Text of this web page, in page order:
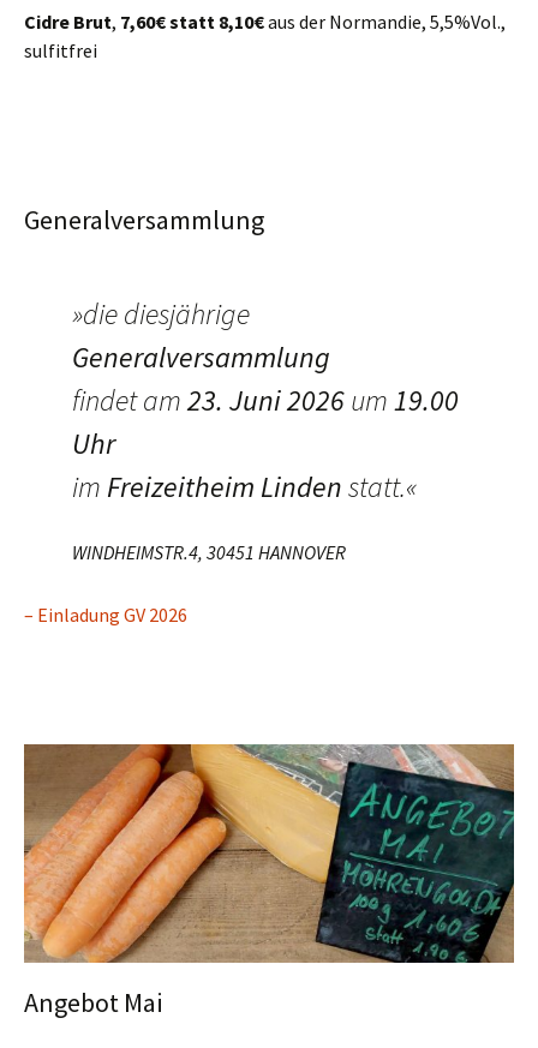
Cidre Brut, 7,60€ statt 8,10€aus der Normandie, 5,5%Vol.,
sulfitfrei
Generalversammlung
»die diesjährige
Generalversammlung
findet am23. Juni 2026um19.00
Uhr
im Freizeitheim Lindenstatt.«
WINDHEIMSTR.4, 30451 HANNOVER
– Einladung GV 2026
Angebot Mai